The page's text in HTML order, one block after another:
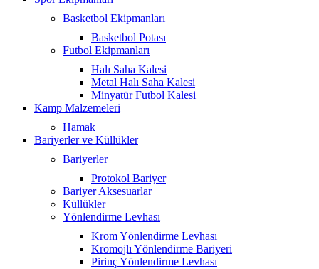
Basketbol Ekipmanları
Basketbol Potası
Futbol Ekipmanları
Halı Saha Kalesi
Metal Halı Saha Kalesi
Minyatür Futbol Kalesi
Kamp Malzemeleri
Hamak
Bariyerler ve Küllükler
Bariyerler
Protokol Bariyer
Bariyer Aksesuarlar
Küllükler
Yönlendirme Levhası
Krom Yönlendirme Levhası
Kromojlı Yönlendirme Bariyeri
Pirinç Yönlendirme Levhası